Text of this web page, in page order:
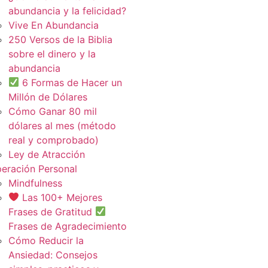
abundancia y la felicidad?
Vive En Abundancia
250 Versos de la Biblia
sobre el dinero y la
abundancia
6 Formas de Hacer un
Millón de Dólares
Cómo Ganar 80 mil
dólares al mes (método
real y comprobado)
Ley de Atracción
Personal
Mindfulness
Las 100+ Mejores
Frases de Gratitud
Frases de Agradecimiento
Cómo Reducir la
Ansiedad: Consejos